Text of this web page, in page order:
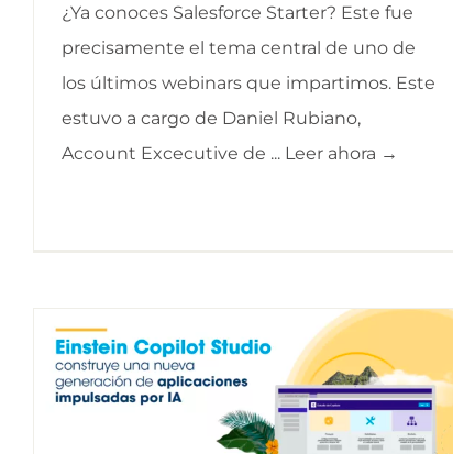
¿Ya conoces Salesforce Starter? Este fue
precisamente el tema central de uno de
los últimos webinars que impartimos. Este
estuvo a cargo de Daniel Rubiano,
Account Excecutive de ... Leer ahora →